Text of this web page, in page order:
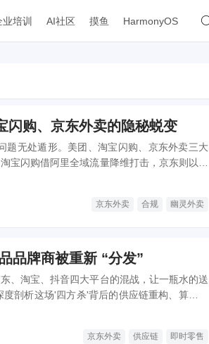
业培训 AI社区 摸鱼 HarmonyOS
闪购、京东外卖的隐秘蜕变
题无处遁形。美团、淘宝闪购、京东外卖三大
宝闪购借阿里全域流量降维打击，京东则以品
京东外卖 合规 幽灵外卖
品牌商被重新 “分发”
、淘宝、抖音四大平台的混战，让一瓶水的送
剖析这场'四方杀'背后的供应链重构、算法博
京东外卖 供应链 即时零售